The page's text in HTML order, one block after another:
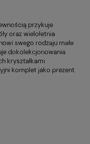
przykuje
oraz wieloletnia
swego rodzaju małe
dokolekcjonowania
kryształkami
komplet jako prezent.